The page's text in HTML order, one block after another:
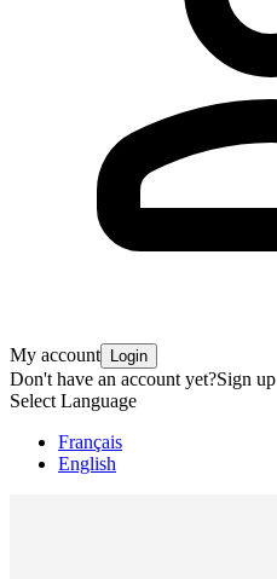
My account Login
Don't have an account yet?Sign up
Select Language
Français
English